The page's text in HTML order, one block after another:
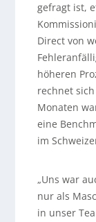
gefragt ist,
Direct von
höheren
rechnet
Monaten
eine
im
„Uns war
nur als
in unser